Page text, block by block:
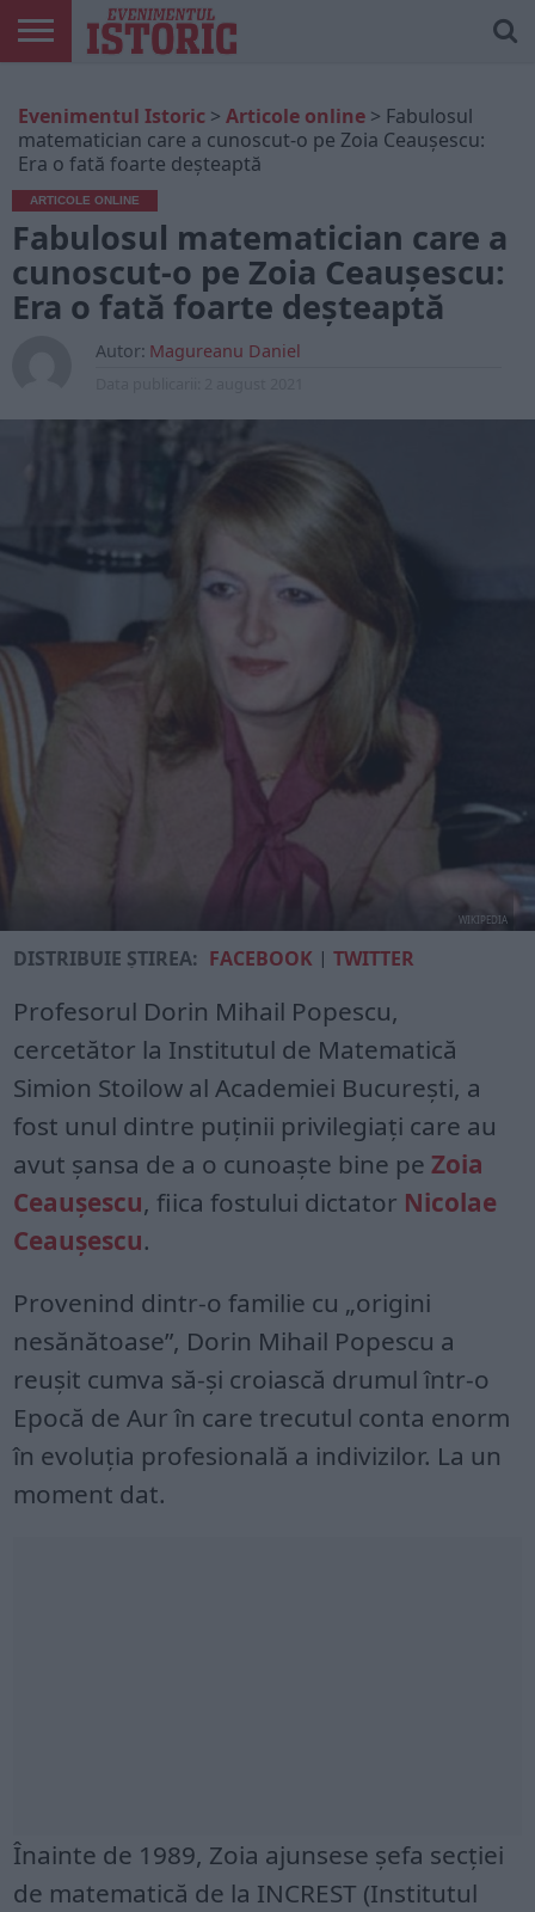
ONLINE
EDIȚII
TIPĂRITE
ISTORIC
PLAY
CONTUL
MEU
Evenimentul Istoric > Articole online > Fabulosul
matematician care a cunoscut-o pe Zoia Ceauşescu:
Era o fată foarte deșteaptă
ARTICOLE ONLINE
Fabulosul matematician care a
cunoscut-o pe Zoia Ceauşescu:
Era o fată foarte deșteaptă
Autor: Magureanu Daniel
WIKIPEDIA
DISTRIBUIE ȘTIREA: FACEBOOK |TWITTER
Profesorul Dorin Mihail Popescu,
cercetător la Institutul de Matematică
Simion Stoilow al Academiei Bucureşti, a
fost unul dintre puţinii privilegiaţi care au
avut şansa de a o cunoaşte bine peZoia
Ceauşescu, fiica fostului dictator Nicolae
Ceauşescu.
Provenind dintr-o familie cu „origini
nesănătoase”, Dorin Mihail Popescu a
reuşit cumva să-şi croiască drumul într-o
Epocă de Aur în care trecutul conta enorm
în evoluţia profesională a indivizilor. La un
moment dat.
Înainte de 1989, Zoia ajunsese șefa secției
de matematică de la INCREST (Institutul